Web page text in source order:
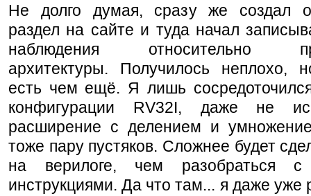
Не долго думая, сразу же создал
раздел на сайте и туда начал
наблюдения относительно
архитектуры. Получилось неплохо,
есть чем ещё. Я лишь
конфигурации RV32I, даже не
расширение с делением и
тоже пару пустяков. Сложнее будет
на верилоге, чем разобраться
инструкциями. Да что там... я даже уже